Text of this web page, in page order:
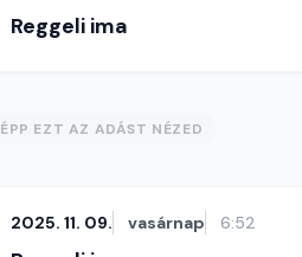
Reggeli ima
ÉPP EZT AZ ADÁST NÉZED
2025. 11. 09. vasárnap 6:52